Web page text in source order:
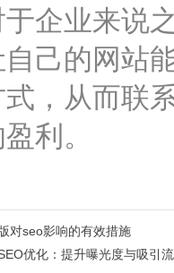
业来说之
己的网站
，从而联
利。
对seo影响的有效措施
优化：提升曝光度与吸引